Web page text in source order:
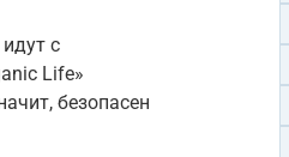
с
Life»
безопасен